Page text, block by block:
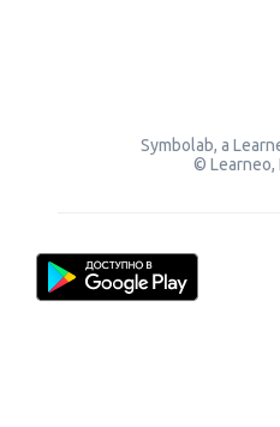
Symbolab, a
© Learneo,